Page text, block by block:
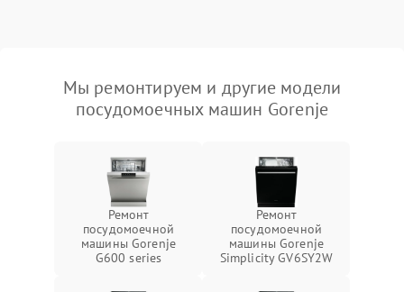
Мы ремонтируем и другие модели
посудомоечных машин Gorenje
Ремонт
посудомоечной
машины Gorenje
G600 series
Ремонт
посудомоечной
машины Gorenje
Simplicity GV6SY2W